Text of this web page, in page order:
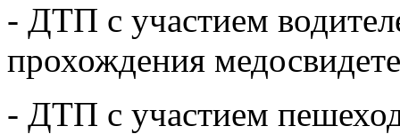
- ДТП с участием
прохождения
- ДТП с участием